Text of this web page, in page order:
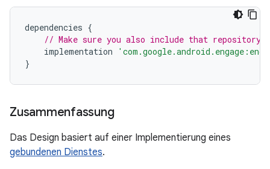
dependencies {
// Make sure you also include that
implementation
}
Zusammenfassung
Das Design basiert auf einer Implementierung eines
gebundenen Dienstes.